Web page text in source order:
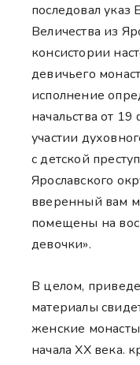
последовал указ
Величества из
консистории
девичьего
исполнение
начальства от
участии
с детской
Ярославского
вверенный вам
помещены на
девочки».
В целом,
материалы
женские
начала XX века.